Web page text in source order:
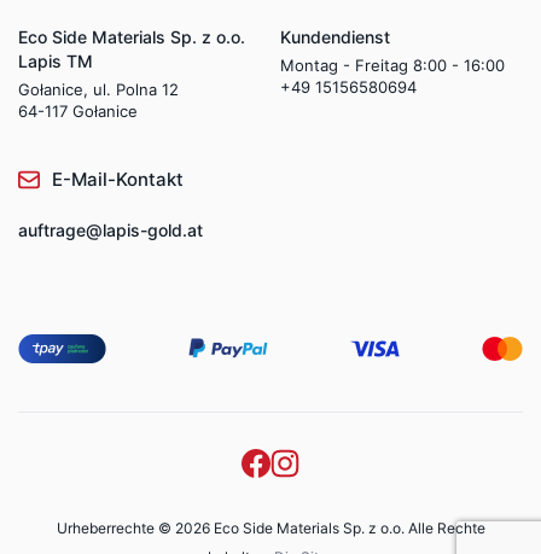
Eco Side Materials Sp. z o.o.
Lapis TM
Gołanice, ul. Polna 12
64-117 Gołanice
Kundendienst
Montag - Freitag 8:00 - 16:00
+49 15156580694
E-Mail-Kontakt
auftrage@lapis-gold.at
Urheberrechte © 2026 Eco Side Materials Sp. z o.o. Alle Rechte